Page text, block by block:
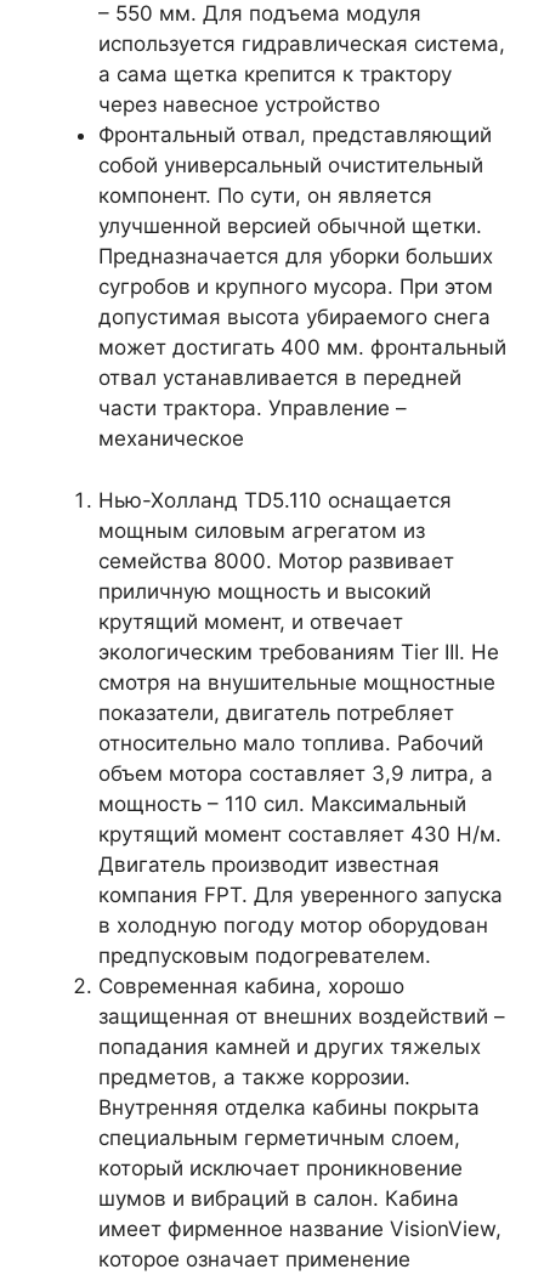
– 550 мм. Для подъема модуля
используется гидравлическая система,
а сама щетка крепится к трактору
через навесное устройство
Фронтальный отвал, представляющий
собой универсальный очистительный
компонент. По сути, он является
улучшенной версией обычной щетки.
Предназначается для уборки больших
сугробов и крупного мусора. При этом
допустимая высота убираемого снега
может достигать 400 мм. фронтальный
отвал устанавливается в передней
части трактора. Управление –
механическое
Нью-Холланд TD5.110 оснащается
мощным силовым агрегатом из
семейства 8000. Мотор развивает
приличную мощность и высокий
крутящий момент, и отвечает
экологическим требованиям Tier III. Не
смотря на внушительные мощностные
показатели, двигатель потребляет
относительно мало топлива. Рабочий
объем мотора составляет 3,9 литра, а
мощность – 110 сил. Максимальный
крутящий момент составляет 430 Н/м.
Двигатель производит известная
компания FPT. Для уверенного запуска
в холодную погоду мотор оборудован
предпусковым подогревателем.
Современная кабина, хорошо
защищенная от внешних воздействий –
попадания камней и других тяжелых
предметов, а также коррозии.
Внутренняя отделка кабины покрыта
специальным герметичным слоем,
который исключает проникновение
шумов и вибраций в салон. Кабина
имеет фирменное название VisionView,
которое означает применение